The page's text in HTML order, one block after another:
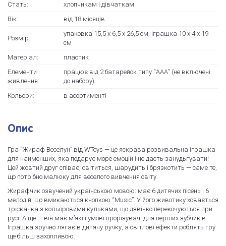
Стать:
хлопчикам і дівчаткам
Вік:
від 18 місяців
Розмір:
упаковка 15,5 х 6,5 х 26,5 см, іграшка 10 х 4 х 19
см
Матеріал:
пластик
Елементи
живлення:
працює від 2 батарейок типу “ААА” (не включені
до набору)
Кольори:
в асортименті
Опис
Гра “Жираф Веселун” від WToys — це яскрава розвивальна іграшка
для найменших, яка подарує море емоцій і не дасть занудьгувати!
Цей жовтий друг співає, світиться, шарудить і брязкотить — саме те,
що потрібно малюку для веселого вивчення світу.
Жирафчик озвучений українською мовою: має 6 дитячих пісень і 6
мелодій, що вмикаються кнопкою “Music”. У його животику ховається
тріскачка з кольоровими кульками, що дзвінко перекочуються при
русі. А ще — він має м’які гумові прорізувачі для перших зубчиків.
Іграшка зручно лягає в дитячу ручку, а світлові ефекти роблять гру
ще більш захопливою.